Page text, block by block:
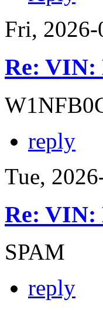
Fri,
Re: VIN:
reply
Tue,
Re: VIN:
SPAM
reply